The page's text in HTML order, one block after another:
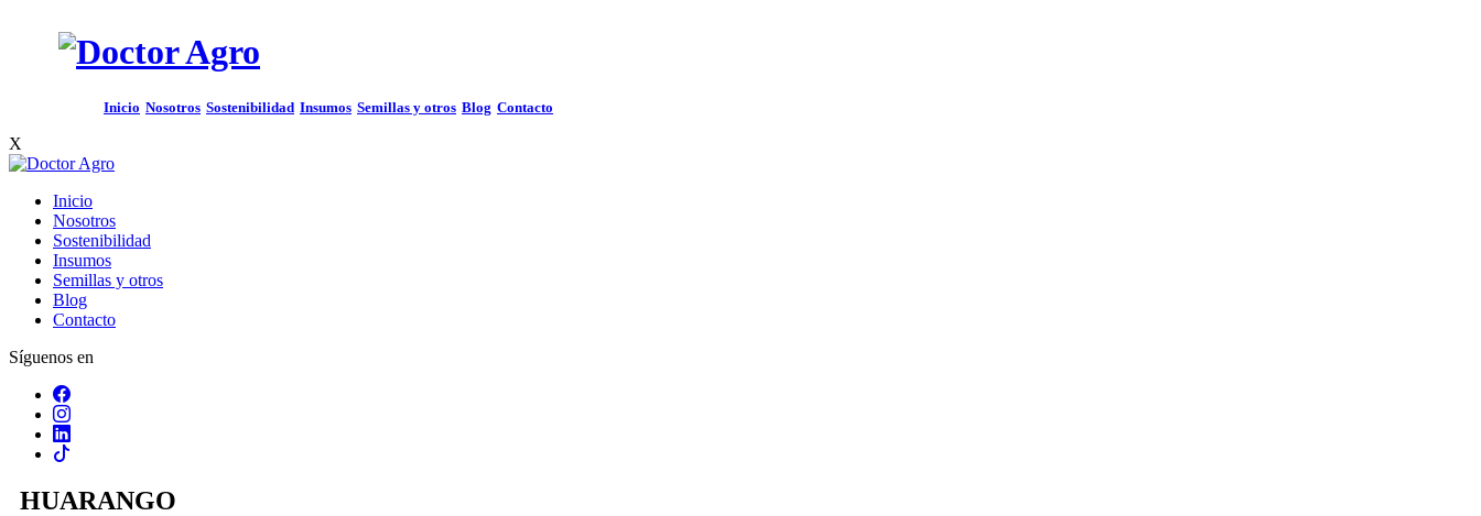
Inicio Nosotros Sostenibilidad Insumos Semillas y otros Blog Contacto
X
Inicio
Nosotros
Sostenibilidad
Insumos
Semillas y otros
Blog
Contacto
Síguenos en
HUARANGO